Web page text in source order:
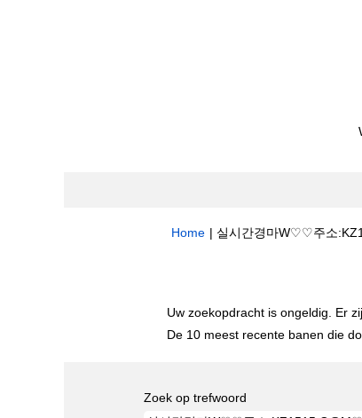
Home | 실시간경마W♡♡주소
Uw zoekopdracht is ongeldig. Er
De 10 meest recente banen die
Zoek op trefwoord